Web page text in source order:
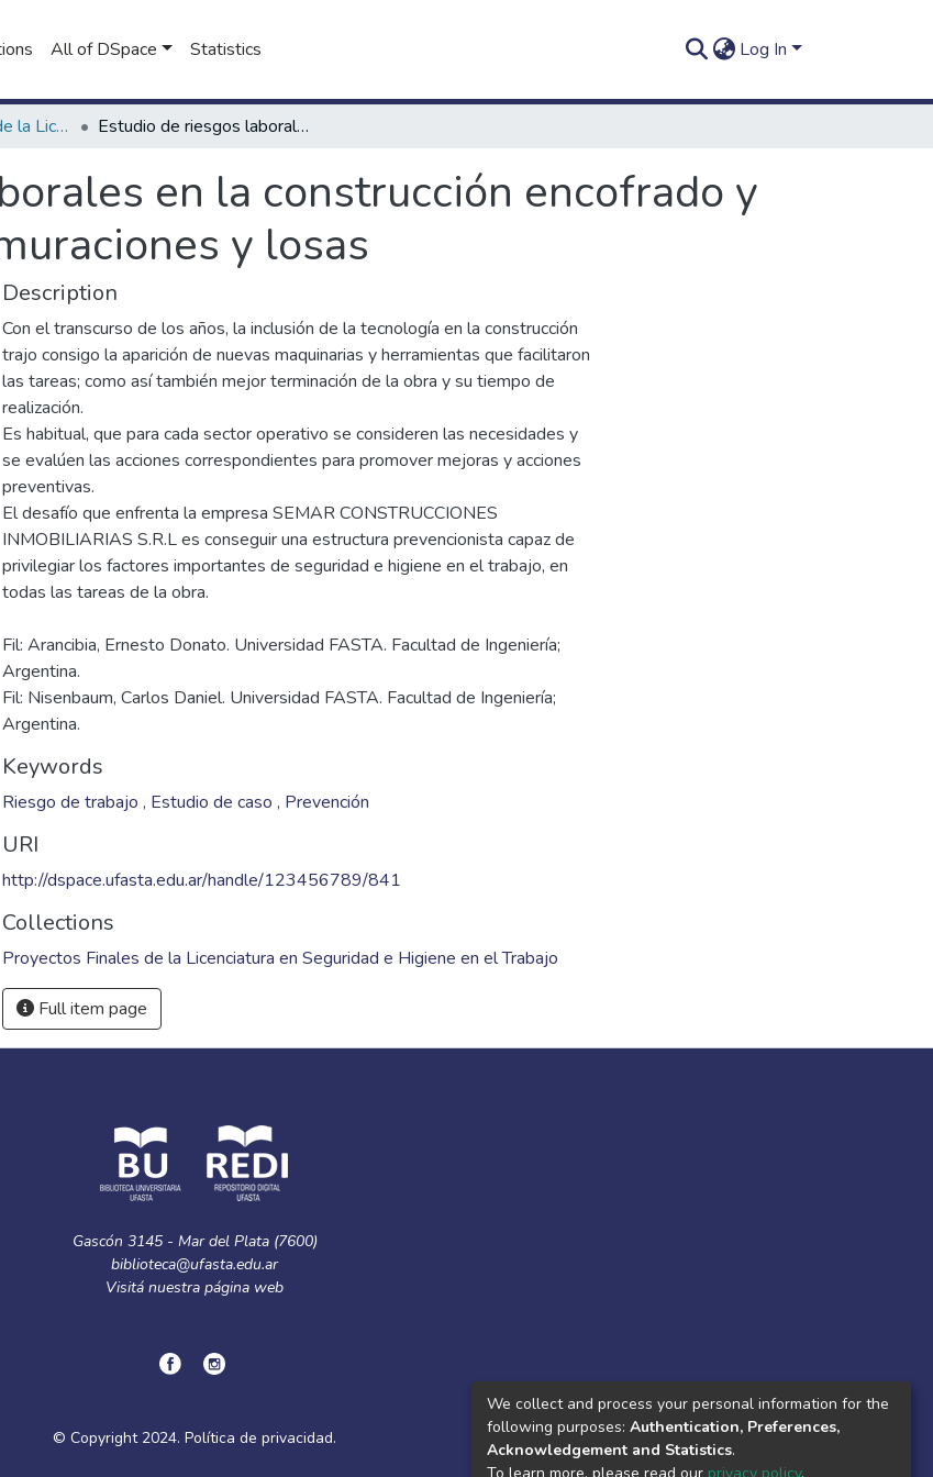
All of DSpace Statistics Log In
Proyectos Finales de la Licenciatura en Seguridad e Higiene en el Trabajo Estudio de riesgos laborales en la construcción encofrado y hormigonado de submuraciones y losas
en la construcción encofrado y
y losas
Description
Con el transcurso de los años, la inclusión de la tecnología en la construcción
trajo consigo la aparición de nuevas maquinarias y herramientas que facilitaron
las tareas; como así también mejor terminación de la obra y su tiempo de
realización.
Es habitual, que para cada sector operativo se consideren las necesidades y
se evalúen las acciones correspondientes para promover mejoras y acciones
preventivas.
El desafío que enfrenta la empresa SEMAR CONSTRUCCIONES
INMOBILIARIAS S.R.L es conseguir una estructura prevencionista capaz de
privilegiar los factores importantes de seguridad e higiene en el trabajo, en
Fil: Arancibia, Ernesto Donato. Universidad FASTA. Facultad de Ingeniería;
Argentina.
Fil: Nisenbaum, Carlos Daniel. Universidad FASTA. Facultad de Ingeniería;
Argentina.
Keywords
Riesgo de trabajo , Estudio de caso , Prevención
URI
http://dspace.ufasta.edu.ar/handle/123456789/841
Collections
Proyectos Finales de la Licenciatura en Seguridad e Higiene en el Trabajo
Full item page
Gascón 3145 - Mar del Plata (7600)
biblioteca@ufasta.edu.ar
Visitá nuestra página web
© Copyright 2024. Política de privacidad.
We collect and process your personal information for the
following purposes: Authentication, Preferences,
Acknowledgement and Statistics.